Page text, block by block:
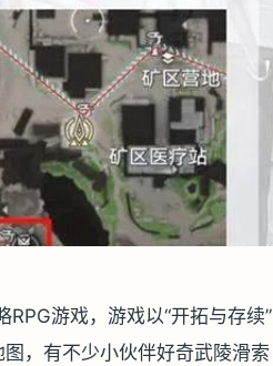
游戏，游戏以“开拓与存续”
，有不少小伙伴好奇武陵滑索